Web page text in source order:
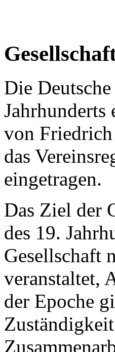
Die
von
das
eingetragen.
Das Ziel der
des 19.
Gesellschaft
veranstaltet,
der Epoche